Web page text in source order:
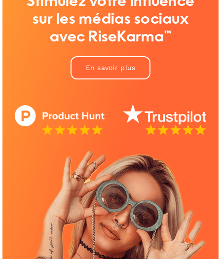
sur les médias sociaux
avec RiseKarma™
En savoir plus